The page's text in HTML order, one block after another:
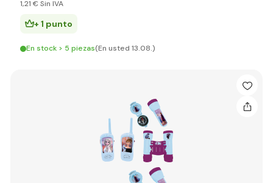
1,21 € Sin IVA
+ 1 punto
En stock > 5 piezas(En usted 13.08.)